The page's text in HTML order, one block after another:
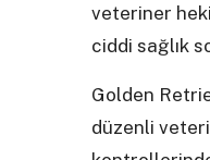
veteriner
ciddi sağlık
Golden
düzenli